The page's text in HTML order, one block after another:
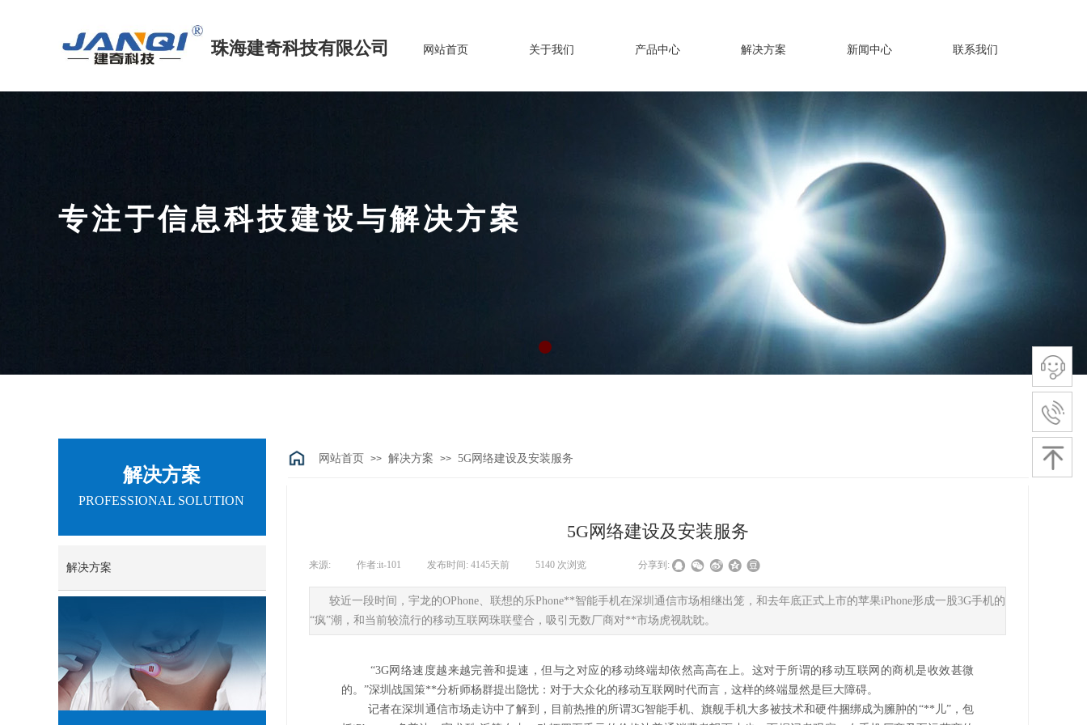
网站首页 关于我们 产品中心 解决方案 新闻中心 联系我们
珠海建奇科技有限公司
专注于信息科技建设与解决方案
网站首页 >> 解决方案 >> 5G网络建设及安装服务
解决方案
PROFESSIONAL SOLUTION
5G网络建设及安装服务
来源: 作者:it-101 发布时间: 4145天前 5140 次浏览 分享到:
较近一段时间，宇龙的OPhone、联想的乐Phone**智能手机在深圳通信市场相继出笼，和去年底正式上市的苹果iPhone形成一股3G手机的
“疯”潮，和当前较流行的移动互联网珠联璧合，吸引无数厂商对**市场虎视眈眈。
“3G网络速度越来越完善和提速，但与之对应的移动终端却依然高高在上。这对于所谓的移动互联网的商机是收效甚微
的。”深圳战国策**分析师杨群提出隐忧：对于大众化的移动互联网时代而言，这样的终端显然是巨大障碍。
记者在深圳通信市场走访中了解到，目前热推的所谓3G智能手机、旗舰手机大多被技术和硬件捆绑成为臃肿的“**儿”，包
解决方案